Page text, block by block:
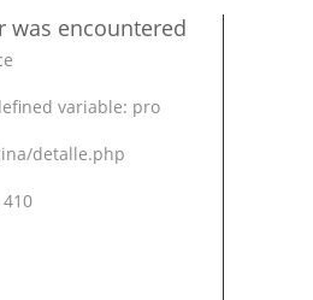
was encountered
variable: pro
detalle.php